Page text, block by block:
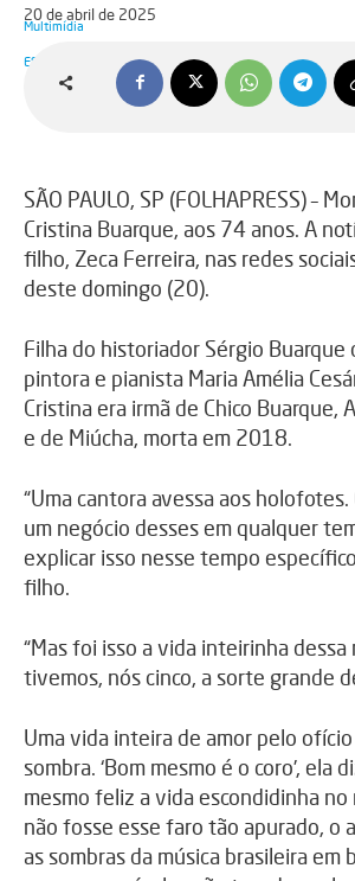
20 de abril de 2025
SÃO PAULO, SP (FOLHAPRESS) –
Cristina Buarque, aos 74 anos. A
filho, Zeca Ferreira, nas redes
deste domingo (20).
Filha do historiador Sérgio Buarque
pintora e pianista Maria Amélia
Cristina era irmã de Chico Buarque,
e de Miúcha, morta em 2018.
“Uma cantora avessa aos
um negócio desses em qualquer
explicar isso nesse tempo
filho.
“Mas foi isso a vida inteirinha dessa
tivemos, nós cinco, a sorte grande
Uma vida inteira de amor pelo
sombra. ‘Bom mesmo é o coro’, ela
mesmo feliz a vida escondidinha
não fosse esse faro tão apurado, o
as sombras da música brasileira em